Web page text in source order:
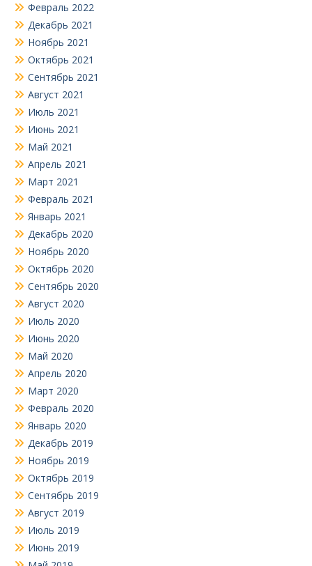
Февраль 2022
Декабрь 2021
Ноябрь 2021
Октябрь 2021
Сентябрь 2021
Август 2021
Июль 2021
Июнь 2021
Май 2021
Апрель 2021
Март 2021
Февраль 2021
Январь 2021
Декабрь 2020
Ноябрь 2020
Октябрь 2020
Сентябрь 2020
Август 2020
Июль 2020
Июнь 2020
Май 2020
Апрель 2020
Март 2020
Февраль 2020
Январь 2020
Декабрь 2019
Ноябрь 2019
Октябрь 2019
Сентябрь 2019
Август 2019
Июль 2019
Июнь 2019